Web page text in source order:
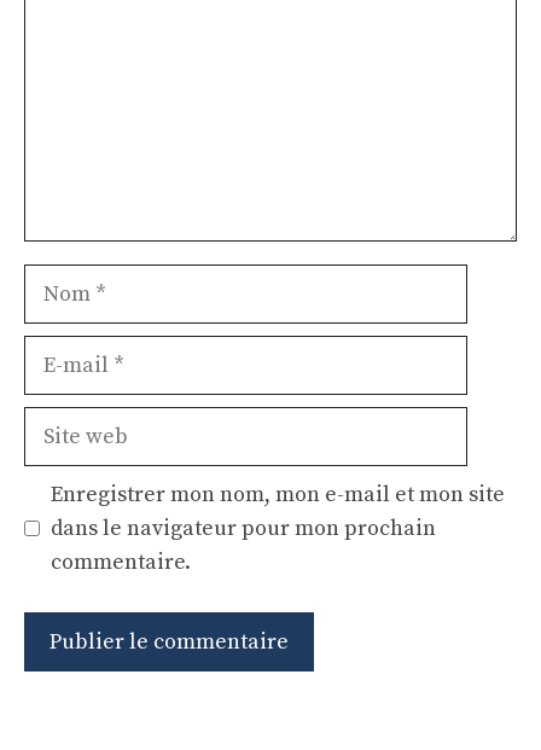
Nom
Site
Enregistrer mon nom, mon e-mail et mon site
dans le navigateur pour mon prochain
commentaire.